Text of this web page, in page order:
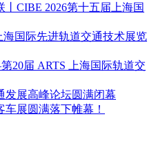
CIBE 2026第十五届上海国
海国际先进轨道交通技术展览
20届 ARTS 上海国际轨道交
发展高峰论坛圆满闭幕
展圆满落下帷幕！